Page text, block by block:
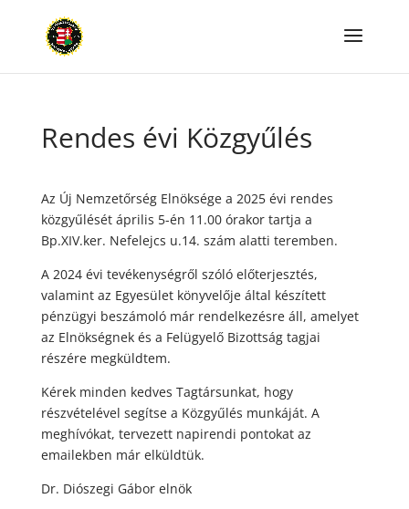
Rendes évi Közgyűlés
Az Új Nemzetőrség Elnöksége a 2025 évi rendes
közgyűlését április 5-én 11.00 órakor tartja a
Bp.XIV.ker. Nefelejcs u.14. szám alatti teremben.
A 2024 évi tevékenységről szóló előterjesztés,
valamint az Egyesület könyvelője által készített
pénzügyi beszámoló már rendelkezésre áll, amelyet
az Elnökségnek és a Felügyelő Bizottság tagjai
részére megküldtem.
Kérek minden kedves Tagtársunkat, hogy
részvételével segítse a Közgyűlés munkáját. A
meghívókat, tervezett napirendi pontokat az
emailekben már elküldtük.
Dr. Diószegi Gábor elnök